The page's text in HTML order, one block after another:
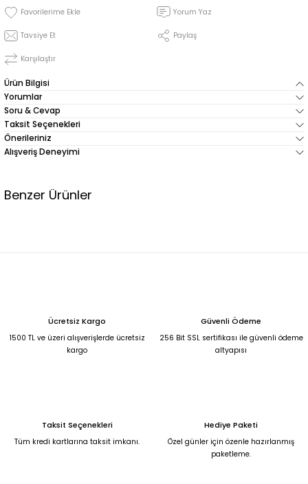
Yorum Yaz
Tavsiye Et Paylaş
Karşılaştır
Ürün Bilgisi
Yorumlar
Soru & Cevap
Taksit Seçenekleri
Önerileriniz
Alışveriş Deneyimi
Benzer Ürünler
2.690,00 TL
Bej beli lastikli pantolon ve belden kemeri olan keten gömlek takım XL
Ücretsiz Kargo
1500 TL ve üzeri alışverişlerde ücretsiz
kargo
Güvenli Ödeme
256 Bit SSL sertifikası ile güvenli ödeme
altyapısı
Taksit Seçenekleri
Tüm kredi kartlarına taksit imkanı.
Hediye Paketi
Özel günler için özenle hazırlanmış
paketleme.